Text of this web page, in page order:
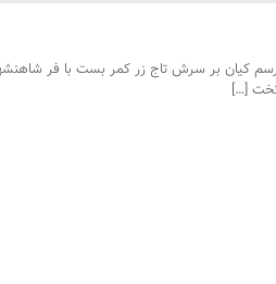
رسم کیان بر سرش تاج زر کمر بست با فر
تخت […]